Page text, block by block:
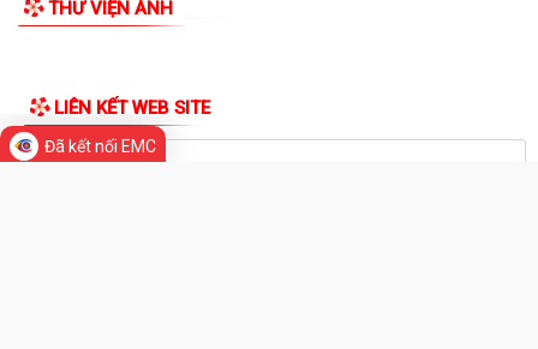
THỦ ĐOẠN LỪA ĐẢO GIẢ DANH CÁN BỘ, NHÂN VIÊN CƠ QUAN BẢO
thúc đẩy chuyển đổi xanh
Phát huy sức mạnh toàn xã hội trong kiểm soát mất cân bằng giới tính
Đã kết nối EMC